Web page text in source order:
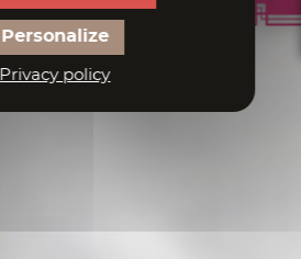
Personalize
Privacy policy